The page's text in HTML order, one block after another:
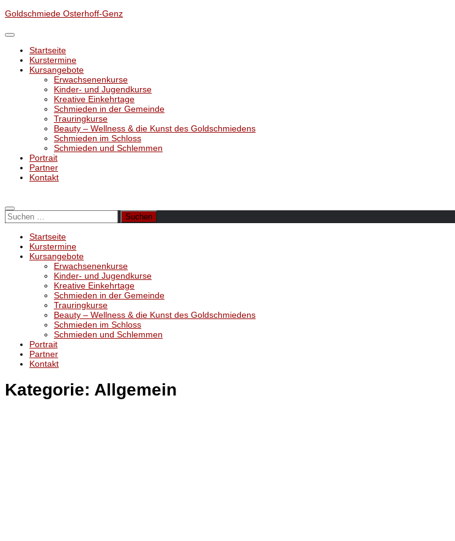
Unter
Inhalt
Goldschmiede Osterhoff-Genz
Startseite
Kurstermine
Kursangebote
Erwachsenenkurse
Kinder- und Jugendkurse
Kreative Einkehrtage
Schmieden in der Gemeinde
Trauringkurse
Beauty – Wellness & die Kunst des Goldschmiedens
Schmieden im Schloss
Schmieden und Schlemmen
Portrait
Partner
Kontakt
Suchen
nach:
Startseite
Kurstermine
Kursangebote
Erwachsenenkurse
Kinder- und Jugendkurse
Kreative Einkehrtage
Schmieden in der Gemeinde
Trauringkurse
Beauty – Wellness & die Kunst des Goldschmiedens
Schmieden im Schloss
Schmieden und Schlemmen
Portrait
Partner
Kontakt
Kategorie: Allgemein